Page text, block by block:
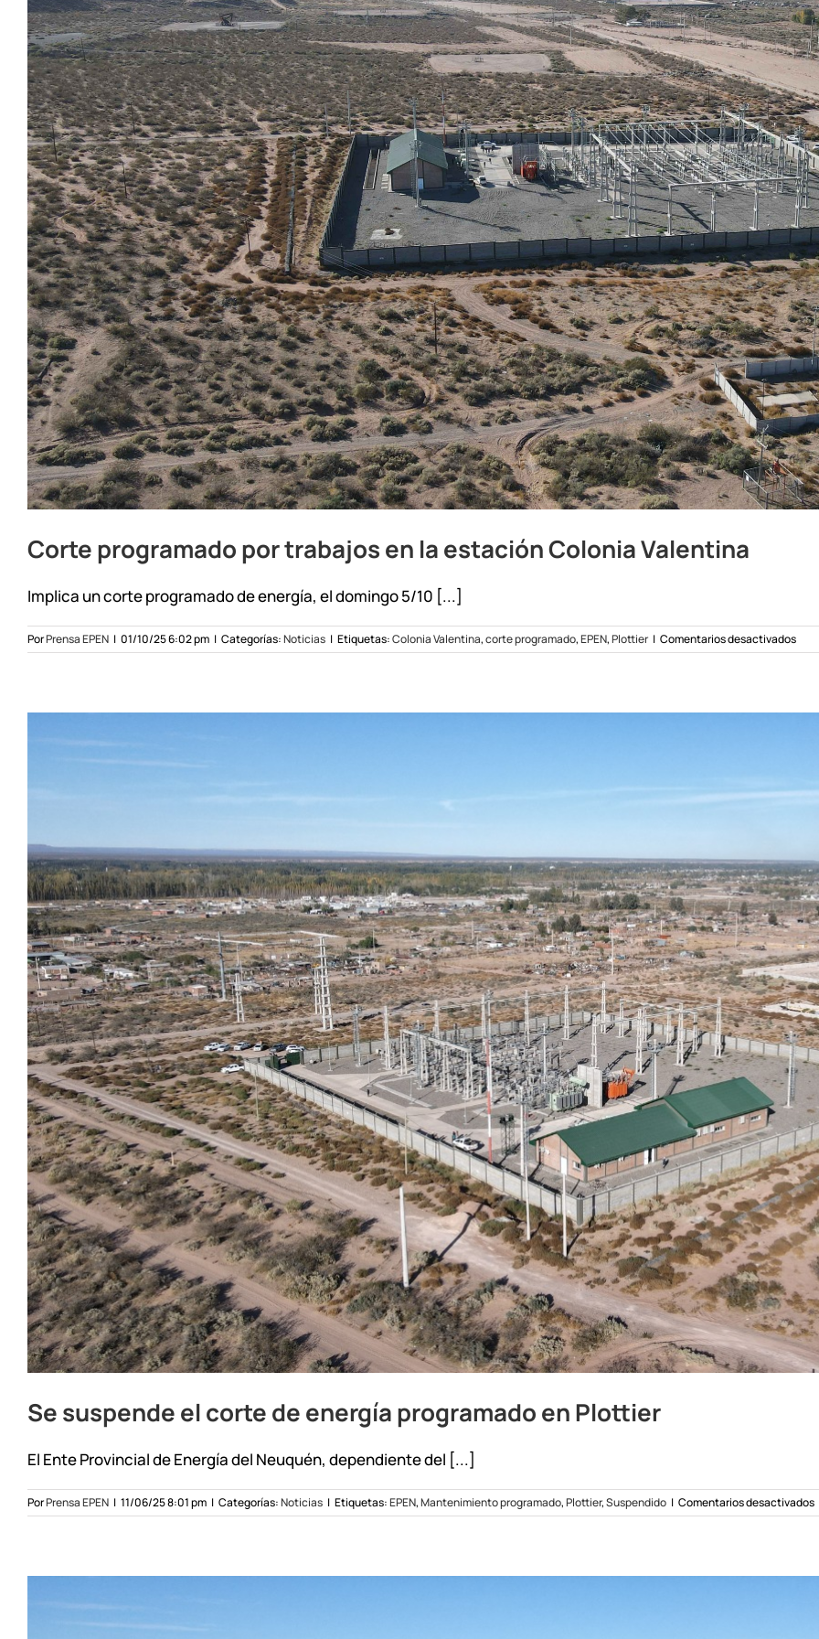
Corte programado por trabajos en la estación Colonia Valentina
Implica un corte programado de energía, el domingo 5/10 [...]
PorPrensa EPEN | 01/10/25 6:02 pm | Categorías:Noticias | Etiquetas:Colonia Valentina,corte programado,EPEN,Plottier | Comentarios desactivadosen
Se suspende el corte de energía programado en Plottier
El Ente Provincial de Energía del Neuquén, dependiente del [...]
PorPrensa EPEN | 11/06/25 8:01 pm | Categorías:Noticias | Etiquetas:EPEN,Mantenimiento programado,Plottier,Suspendido | Comentarios desactivadosen